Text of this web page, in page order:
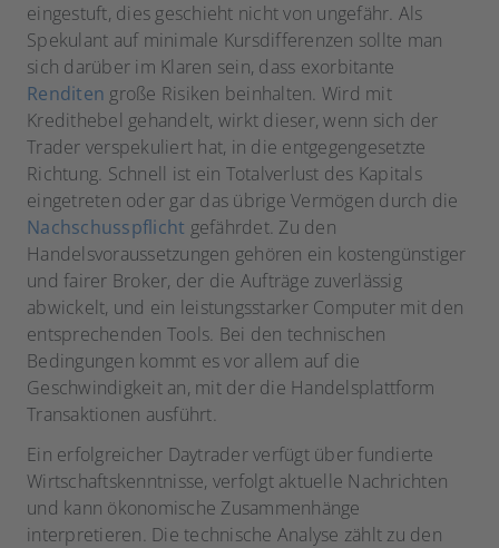
eingestuft, dies geschieht nicht von ungefähr. Als
Spekulant auf minimale Kursdifferenzen sollte man
sich darüber im Klaren sein, dass exorbitante
Renditen große Risiken beinhalten. Wird mit
Kredithebel gehandelt, wirkt dieser, wenn sich der
Trader verspekuliert hat, in die entgegengesetzte
Richtung. Schnell ist ein Totalverlust des Kapitals
eingetreten oder gar das übrige Vermögen durch die
Nachschusspflicht gefährdet. Zu den
Handelsvoraussetzungen gehören ein kostengünstiger
und fairer Broker, der die Aufträge zuverlässig
abwickelt, und ein leistungsstarker Computer mit den
entsprechenden Tools. Bei den technischen
Bedingungen kommt es vor allem auf die
Geschwindigkeit an, mit der die Handelsplattform
Transaktionen ausführt.
Ein erfolgreicher Daytrader verfügt über fundierte
Wirtschaftskenntnisse, verfolgt aktuelle Nachrichten
und kann ökonomische Zusammenhänge
interpretieren. Die technische Analyse zählt zu den